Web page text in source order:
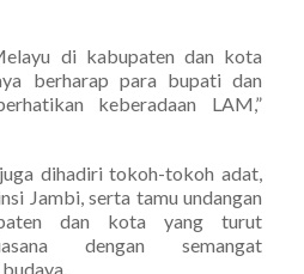
di kabupaten dan kota
berharap para bupati dan
keberadaan LAM,”
dihadiri tokoh-tokoh adat,
Jambi, serta tamu undangan
dan kota yang turut
dengan semangat